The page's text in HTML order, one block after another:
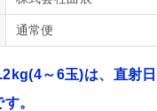
通常便
～6玉)は、直射
。